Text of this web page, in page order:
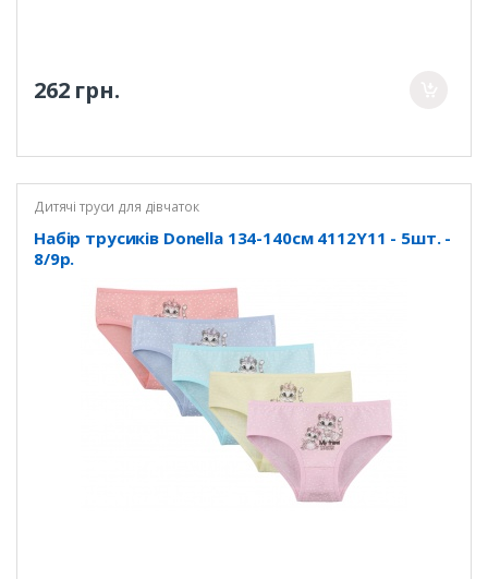
262 грн.
Дитячі труси для дівчаток
Набір трусиків Donella 134-140см 4112Y11 - 5шт. -
8/9р.